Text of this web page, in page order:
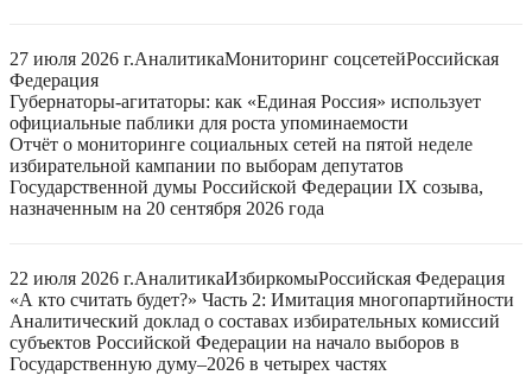
27 июля 2026 г.АналитикаМониторинг соцсетейРоссийская
Федерация
Губернаторы-агитаторы: как «Единая Россия» использует
официальные паблики для роста упоминаемости
Отчёт о мониторинге социальных сетей на пятой неделе
избирательной кампании по выборам депутатов
Государственной думы Российской Федерации IX созыва,
назначенным на 20 сентября 2026 года
22 июля 2026 г.АналитикаИзбиркомыРоссийская Федерация
«А кто считать будет?» Часть 2: Имитация многопартийности
Аналитический доклад о составах избирательных комиссий
субъектов Российской Федерации на начало выборов в
Государственную думу–2026 в четырех частях